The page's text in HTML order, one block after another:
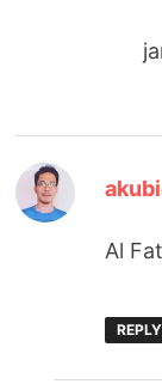
Al
REPLY